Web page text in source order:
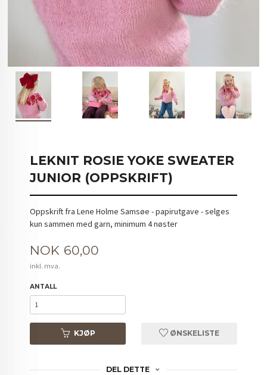
LEKNIT ROSIE YOKE SWEATER
JUNIOR (OPPSKRIFT)
Oppskrift fra Lene Holme Samsøe - papirutgave - selges
kun sammen med garn, minimum 4 nøster
Pris
NOK 60,00
inkl. mva.
ANTALL
KJØP ØNSKELISTE
DEL DETTE